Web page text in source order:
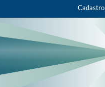
Cadastro